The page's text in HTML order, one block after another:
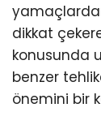
dikkat
konusunda
benzer
önemini bir